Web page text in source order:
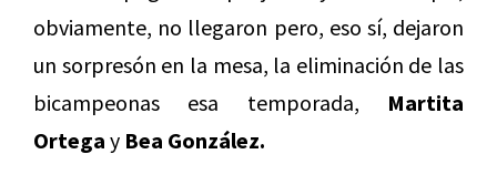
obviamente, no llegaron pero, eso sí, dejaron
un sorpresón en la mesa, la eliminación de las
bicampeonas esa temporada, Martita
Ortega y Bea González.